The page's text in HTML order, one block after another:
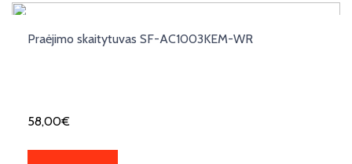
Praėjimo skaitytuvas SF-AC1003KEM-WR
58,00€